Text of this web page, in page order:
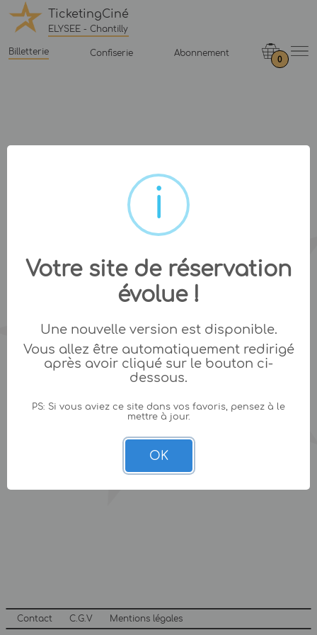
TicketingCiné
ELYSEE - Chantilly
Billetterie Confiserie Abonnement
0
Contact C.G.V Mentions légales
Votre site de réservation
évolue !
Une nouvelle version est disponible.
Vous allez être automatiquement redirigé
après avoir cliqué sur le bouton ci-
dessous.
PS: Si vous aviez ce site dans vos favoris, pensez à le
mettre à jour.
OK